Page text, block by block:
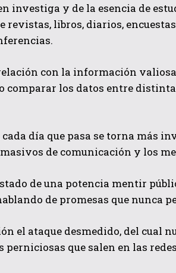
Política de privacidad.
investiga y de la esencia de
revistas, libros, diarios,
con la información
comparar los datos entre
día que pasa se torna más
de comunicación y los
de una potencia mentir
de promesas que nunca
el ataque desmedido, del cual
que salen en las